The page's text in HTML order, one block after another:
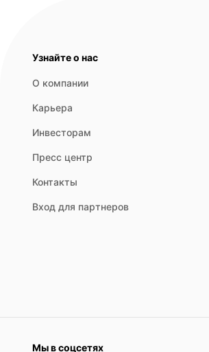
- Класс энергоэффективности: Чем
Узнайте о нас
О компании
Карьера
Инвесторам
Пресс центр
Контакты
Вход для партнеров
Мы в соцсетях